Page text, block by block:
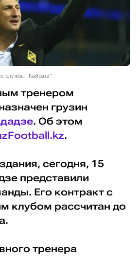
службы "Кайрата"
тренером
грузин
. Об этом
.
сегодня, 15
представили
Его контракт с
клубом рассчитан до
тренера